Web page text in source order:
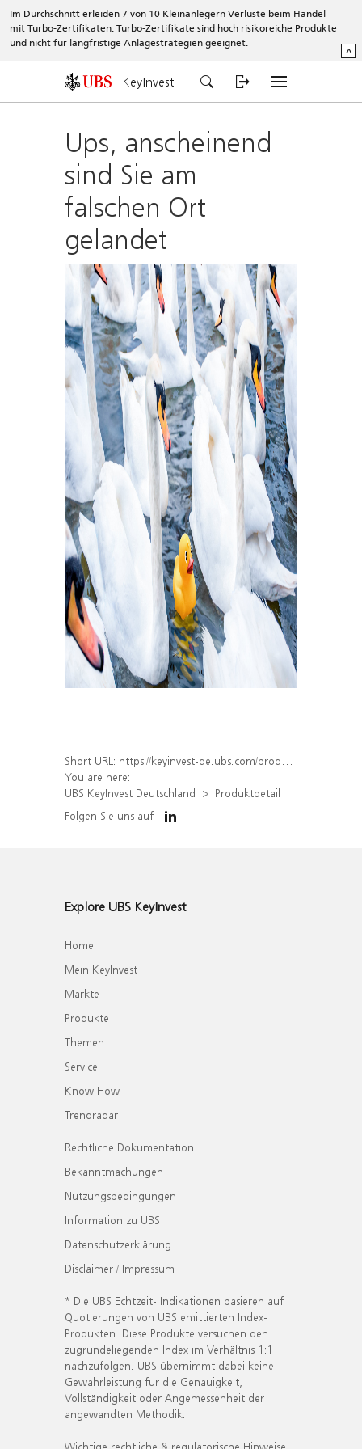
Im Durchschnitt erleiden 7 von 10 Kleinanlegern Verluste beim Handel
mit Turbo-Zertifikaten. Turbo-Zertifikate sind hoch risikoreiche Produkte
und nicht für langfristige Anlagestrategien geeignet.
^
KeyInvest
Ups, anscheinend
sind Sie am
falschen Ort
gelandet
Short URL: https://keyinvest-de.ubs.com/produkt/detail/index/isin/DE000WA5D0S2
You are here:
UBS KeyInvest Deutschland
Produktdetail
Folgen Sie uns auf
Explore UBS KeyInvest
Home
Mein KeyInvest
Märkte
Produkte
Themen
Service
Know How
Trendradar
Rechtliche Dokumentation
Bekanntmachungen
Nutzungsbedingungen
Information zu UBS
Datenschutzerklärung
Disclaimer / Impressum
* Die UBS Echtzeit- Indikationen basieren auf
Quotierungen von UBS emittierten Index-
Produkten. Diese Produkte versuchen den
zugrundeliegenden Index im Verhältnis 1:1
nachzufolgen. UBS übernimmt dabei keine
Gewährleistung für die Genauigkeit,
Vollständigkeit oder Angemessenheit der
angewandten Methodik.